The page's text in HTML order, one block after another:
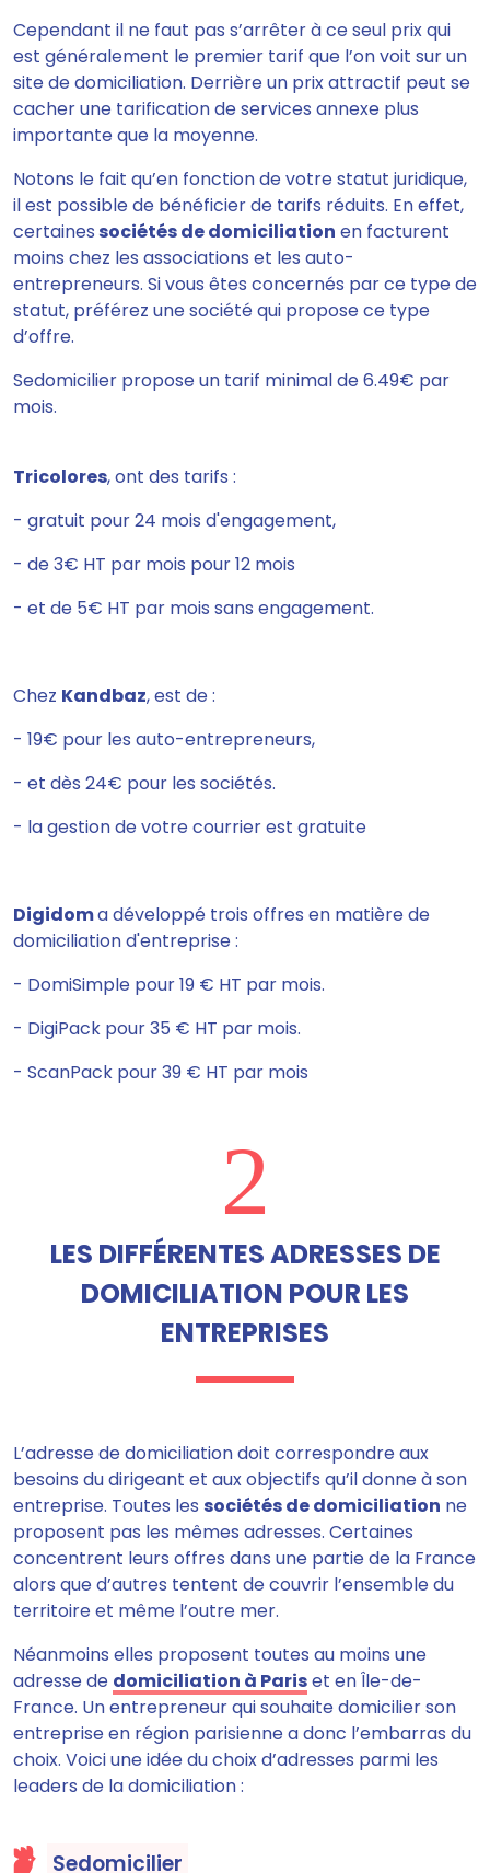
Cependant il ne faut pas s’arrêter à ce seul prix qui
est généralement le premier tarif que l’on voit sur un
site de domiciliation. Derrière un prix attractif peut se
cacher une tarification de services annexe plus
importante que la moyenne.
Notons le fait qu’en fonction de votre statut juridique,
il est possible de bénéficier de tarifs réduits. En effet,
certaines sociétés de domiciliation en facturent
moins chez les associations et les auto-
entrepreneurs. Si vous êtes concernés par ce type de
statut, préférez une société qui propose ce type
d’offre.
Sedomicilier proposeun tarif minimal de 6.49€ par
mois.
Tricolores, ont des tarifs :
- gratuit pour 24 mois d'engagement,
- de 3€ HT par mois pour 12 mois
- et de 5€ HT par mois sans engagement.
Chez Kandbaz, est de :
- 19€ pour les auto-entrepreneurs,
- et dès 24€ pour les sociétés.
- la gestion de votre courrier est gratuite
Digidoma développé trois offres en matière de
domiciliation d'entreprise :
- DomiSimple pour 19 € HT par mois.
- DigiPack pour 35 € HT par mois.
- ScanPack pour 39 € HT par mois
2
LES DIFFÉRENTES ADRESSES DE
DOMICILIATION POUR LES
ENTREPRISES
L’adresse de domiciliationdoit correspondre aux
besoins du dirigeant et aux objectifs qu’il donne à son
entreprise. Toutes les sociétés de domiciliation ne
proposent pas les mêmes adresses. Certaines
concentrent leurs offres dans une partie de la France
alors que d’autres tentent de couvrir l’ensemble du
territoire et même l’outre mer.
Néanmoins elles proposent toutes au moins une
adresse de domiciliation à Pariset en Île-de-
France. Un entrepreneur qui souhaite domicilier son
entreprise en région parisienne a donc l’embarras du
choix. Voici une idée du choix d’adresses parmi les
leaders de la domiciliation :
Sedomicilier